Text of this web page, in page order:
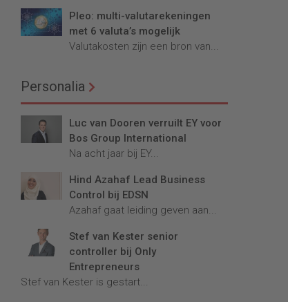
Pleo: multi-valutarekeningen
met 6 valuta’s mogelijk
Valutakosten zijn een bron van...
Personalia
Luc van Dooren verruilt EY voor
Bos Group International
Na acht jaar bij EY...
Hind Azahaf Lead Business
Control bij EDSN
Azahaf gaat leiding geven aan...
Stef van Kester senior
controller bij Only
Entrepreneurs
Stef van Kester is gestart...